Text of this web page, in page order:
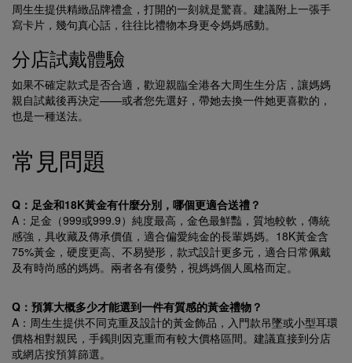
周生生提供精緻品牌禮盒，打開的一刻就是驚喜。建議附上一張手
寫卡片，幾句真心話，往往比禮物本身更令媽媽感動。
分店試戴體驗
如果不確定款式是否合適，歡迎親臨全港各大周生生分店，讓媽媽
親自試戴後再決定——或者您先選好，帶她去換一件她更喜歡的，
也是一種送法。
常見問題
Q：足金和18K黃金有什麼分別，哪個更適合送禮？
A：足金（999或999.9）純度最高，金色最鮮豔，質地較軟，傳統
感強，具收藏及傳承價值，適合偏愛純金的長輩媽媽。18K黃金含
75%黃金，硬度更高、不易變形，款式設計更多元，適合日常佩戴
及有時尚感的媽媽。兩者各有優勢，視媽媽個人風格而定。
Q：預算大概多少才能選到一件有質感的黃金禮物？
A：周生生提供不同克重及設計的黃金飾品，入門款吊墜或小型耳環
價格相對親民，手鐲則因克重而有較大價格區間。建議直接到分店
或網店按預算篩選。